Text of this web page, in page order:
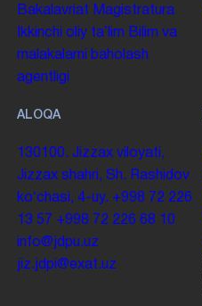
Bakalavriat Magistratura
Ikkinchi oliy taʼlim Bilim va
malakalarni baholash
agentligi
ALOQA
130100. Jizzax viloyati,
Jizzax shahri, Sh. Rashidov
koʻchasi, 4-uy. +998 72 226
13 57 +998 72 226 68 10
info@jdpu.uz
jiz.jdpi@exat.uz